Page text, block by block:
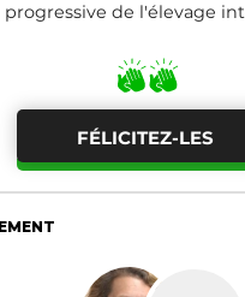
progressive de l'élevage
FÉLICITEZ-LES